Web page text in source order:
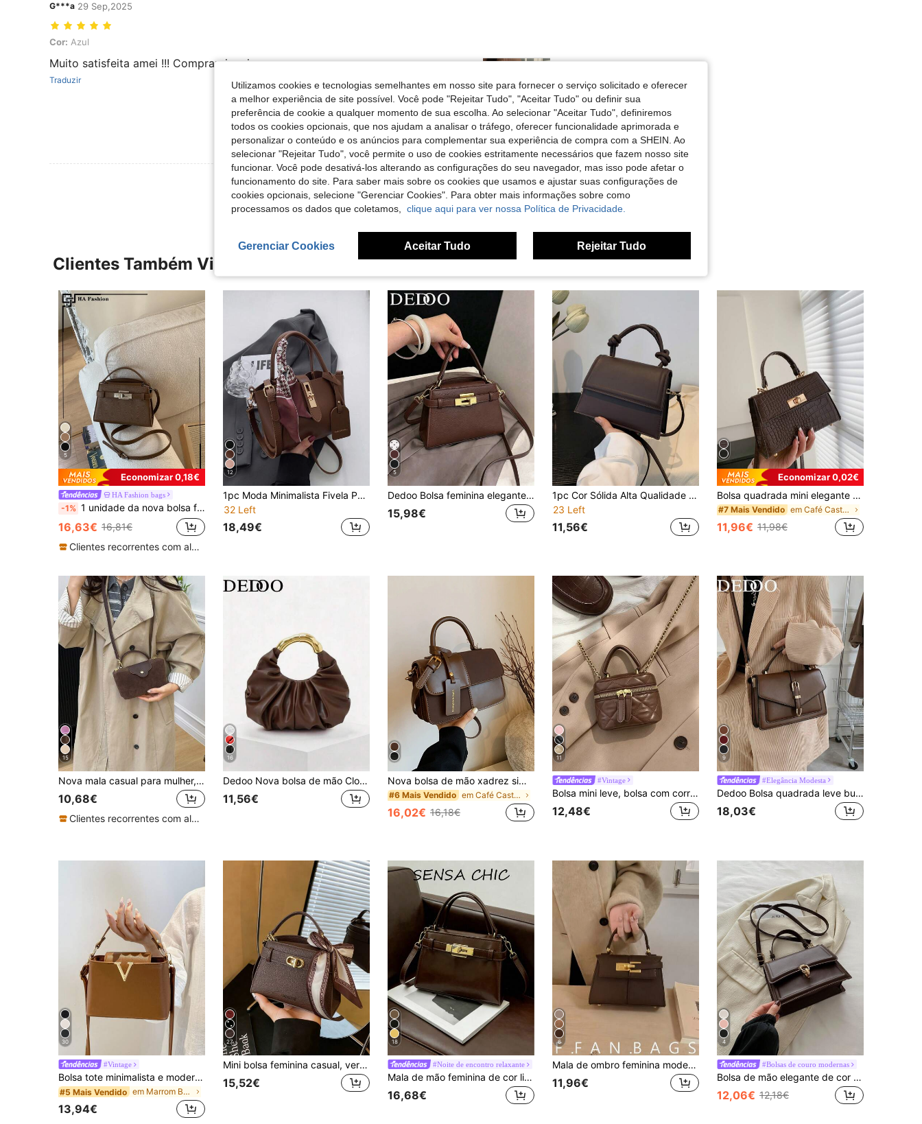
G***a 29 Sep,2025
Cor: Azul
Cor: Azul
Muito satisfeita amei !!! Comprarei mais
Traduzir
Útil (6)
Ver Mais Avaliações
Clientes Também Visitaram
5
Economizar 0,18€
HA Fashion bags
-1% 1 unidade da nova bolsa feminina da moda 2026, bolsa de ombro minimalista, bolsa transversal quadrada pequena
16,63€ 16,81€
Clientes recorrentes com alta taxa de retorno
12
1pc Moda Minimalista Fivela PU Bolsa Tote Com Cachecol, Adequado Para Uso Diário
32 Left
18,49€
5
Dedoo Bolsa feminina elegante e sofisticada com textura de lichia, alça de ombro ajustável e minimalista, bolsa transversal/de ombro com fecho metálico requintado, bolsa transversal multifuncional e leve com fecho magnético, bolsa de mão minimalista em cor sólida, bolsa de ombro feminina durável em PU, ideal para presentes, compras, encontros, viagens a negócios, férias e estilo retrô.
15,98€
1pc Cor Sólida Alta Qualidade PU Couro Francês Nicho Design Commuter Crossbody Bag, Versátil, Novo
23 Left
11,56€
Economizar 0,02€
Bolsa quadrada mini elegante café marrom trava de torção padrão de crocodilo pu
#7 Mais Vendido em Café Castanho Bolsas com alça superior feminina
11,96€ 11,98€
15
Nova mala casual para mulher, mala de ombro multifuncional em nylon de cor lisa, mala Boston de compras e moda a tiracolo, mala feminina em PU, comporta passaporte, dinheiro, cartão de identificação, cartão de crédito, etc., leve, mala de verão, presente para namorada
10,68€
Clientes recorrentes com alta taxa de retorno
16
Dedoo Nova bolsa de mão Cloud multifuncional e moderna com detalhes plissados em metal grosso e grande capacidade.
11,56€
Nova bolsa de mão xadrez simples e estilosa com patchwork e bolsa de ombro transversal
#6 Mais Vendido em Café Castanho Bolsas com alça superior feminina
16,02€ 16,18€
11
#Vintage
Bolsa mini leve, bolsa com corrente, bolsa acolchoada, bolsa de mão, bolsa saco, ideal para meninas, estudantes universitárias e mulheres que trabalham em escritórios, ótima para o escritório, universidade, trabalho, deslocamento diário, atividades ao ar livre, viagens e piqueniques.
12,48€
9
#Elegância Modesta
Dedoo Bolsa quadrada leve business casual minimalista com decoração em metal e aba (com clipes de ferragens aleatórios em ambos os lados), adequada para raparigas adolescentes, mulheres, estudantes universitárias, novos trabalhadores de colarinho branco, perfeita para escritório, escola, trabalho, negócios, deslocações, atividades ao ar livre, viagens e outras ocasiões, bolsa business casual feminina
18,03€
30
#Vintage
Bolsa tote minimalista e moderna em PU impermeável com fecho de metal, em cor sólida. Ideal para compras, transporte, mulheres jovens, estudantes universitárias, jovens profissionais e trabalhadoras de escritório. Perfeita para o escritório, escola, trabalho, negócios, deslocamentos diários, atividades ao ar livre, viagens e passeios curtos.
#5 Mais Vendido em Marrom Bolsas com alça superior feminina
13,94€
27
Mini bolsa feminina casual, versátil e de cor sólida.
15,52€
18
#Noite de encontro relaxante
Mala de mão feminina de cor lisa com fecho de torção, pega única superior e alça de ombro ajustável, adequada para mulheres, estudantes universitárias, deslocações, saídas, encontros e uso diário
16,68€
6
Mala de ombro feminina moderna e elegante com alça decorativa, mala de ombro minimalista com decoração em metal, nova cor café para outono/inverno, alça de ombro ajustável e removível, mala a tiracolo adequada para compras diárias de estudantes universitárias, material PU
11,96€
4
#Bolsas de couro modernas
Bolsa de mão elegante de cor sólida, bolsa retrô com aba para mulheres, bolsa de ombro crossbody de PU com alça superior, bolsa de inspiração retrô para mulheres
12,06€ 12,18€
Utilizamos cookies e tecnologias semelhantes em nosso site para fornecer o serviço solicitado e oferecer
a melhor experiência de site possível. Você pode "Rejeitar Tudo", "Aceitar Tudo" ou definir sua
preferência de cookie a qualquer momento de sua escolha. Ao selecionar "Aceitar Tudo", definiremos
todos os cookies opcionais, que nos ajudam a analisar o tráfego, oferecer funcionalidade aprimorada e
personalizar o conteúdo e os anúncios para complementar sua experiência de compra com a SHEIN. Ao
selecionar "Rejeitar Tudo", você permite o uso de cookies estritamente necessários que fazem nosso site
funcionar. Você pode desativá-los alterando as configurações do seu navegador, mas isso pode afetar o
funcionamento do site. Para saber mais sobre os cookies que usamos e ajustar suas configurações de
cookies opcionais, selecione "Gerenciar Cookies". Para obter mais informações sobre como
processamos os dados que coletamos, clique aqui para ver nossa Política de Privacidade.
Gerenciar Cookies Aceitar Tudo Rejeitar Tudo